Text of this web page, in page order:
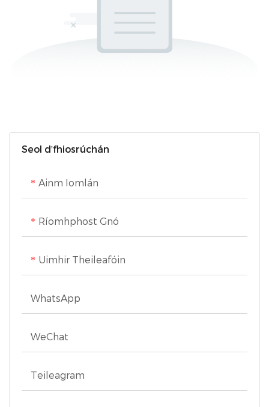
Seol d'fhiosrúchán
Ainm Iomlán
Ríomhphost Gnó
Uimhir Theileafóin
WhatsApp
WeChat
Teileagram